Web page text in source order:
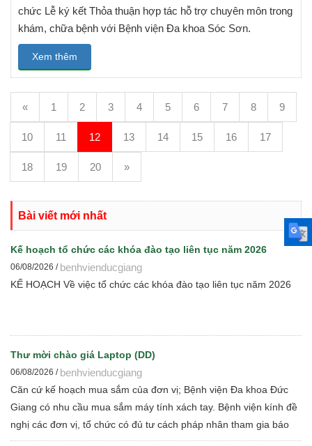
chức Lễ ký kết Thỏa thuận hợp tác hỗ trợ chuyên môn trong
khám, chữa bệnh với Bệnh viện Đa khoa Sóc Sơn.
Xem thêm
« 1 2 3 4 5 6 7 8 9
10 11 12 13 14 15 16 17
18 19 20 »
Bài viết mới nhất
Kế hoạch tổ chức các khóa đào tạo liên tục năm 2026
06/08/2026 / benhvienducgiang
KẾ HOẠCH Về việc tổ chức các khóa đào tạo liên tục năm 2026
Thư mời chào giá Laptop (DD)
06/08/2026 / benhvienducgiang
Căn cứ kế hoạch mua sắm của đơn vị; Bệnh viện Đa khoa Đức
Giang có nhu cầu mua sắm máy tính xách tay. Bệnh viện kính đề
nghị các đơn vị, tổ chức có đủ tư cách pháp nhân tham gia báo
giá cạnh tranh để Bệnh viện thực hiện các bước đấu thầu theo